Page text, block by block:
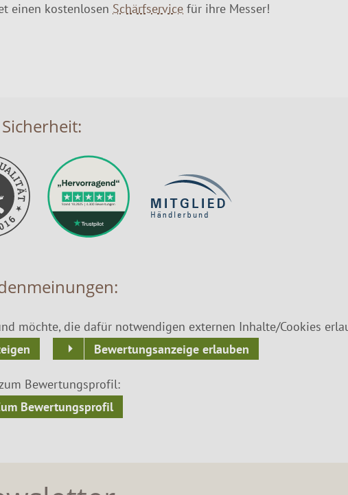
einen kostenlosen Schärfservice für ihre Messer!
Sicherheit:
möchte, die dafür notwendigen externen Inhalte/Cookies
Bewertungsanzeige erlauben
Bewertungsprofil:
Bewertungsprofil